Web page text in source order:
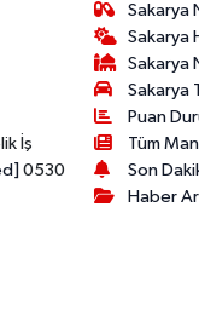
İş
0530
Sakarya
Sakarya
Sakarya
Sakarya
Puan
Tüm
Son
Haber